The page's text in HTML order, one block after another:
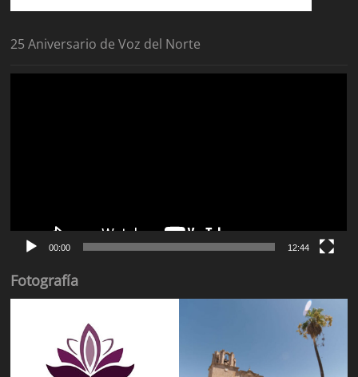
25 Aniversario de Voz del Norte
00:00 12:44
Fotografía